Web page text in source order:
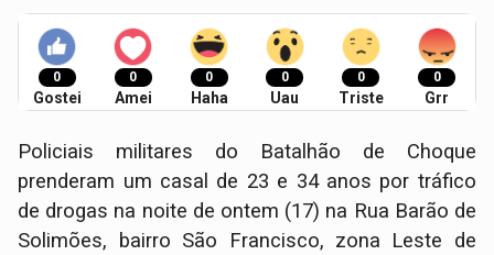
0
Gostei
0
Amei
0
Haha
0
Uau
0
Triste
0
Grr
Policiais militares do Batalhão de Choque
prenderam um casal de 23 e 34 anos por tráfico
de drogas na noite de ontem (17) na Rua Barão de
Solimões, bairro São Francisco, zona Leste de